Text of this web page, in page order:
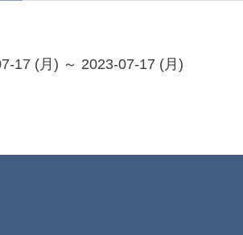
17 (月) ～ 2023-07-17 (月)